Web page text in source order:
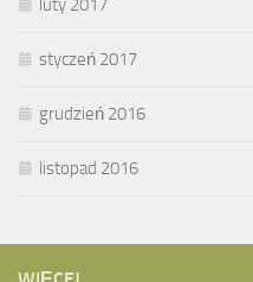
luty 2017
styczeń 2017
grudzień 2016
listopad 2016